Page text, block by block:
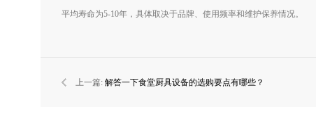
平均寿命为5-10年，具体取决于品牌、使用频率和维护保养情况。
上一篇: 解答一下食堂厨具设备的选购要点有哪些？